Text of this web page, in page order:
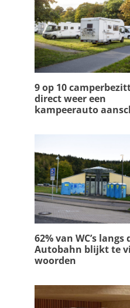
9 op 10
direct weer een
kampeerauto
62% van WC’s langs
Autobahn blijkt te
woorden